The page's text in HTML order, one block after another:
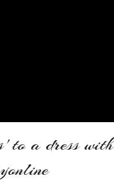
to a dress with